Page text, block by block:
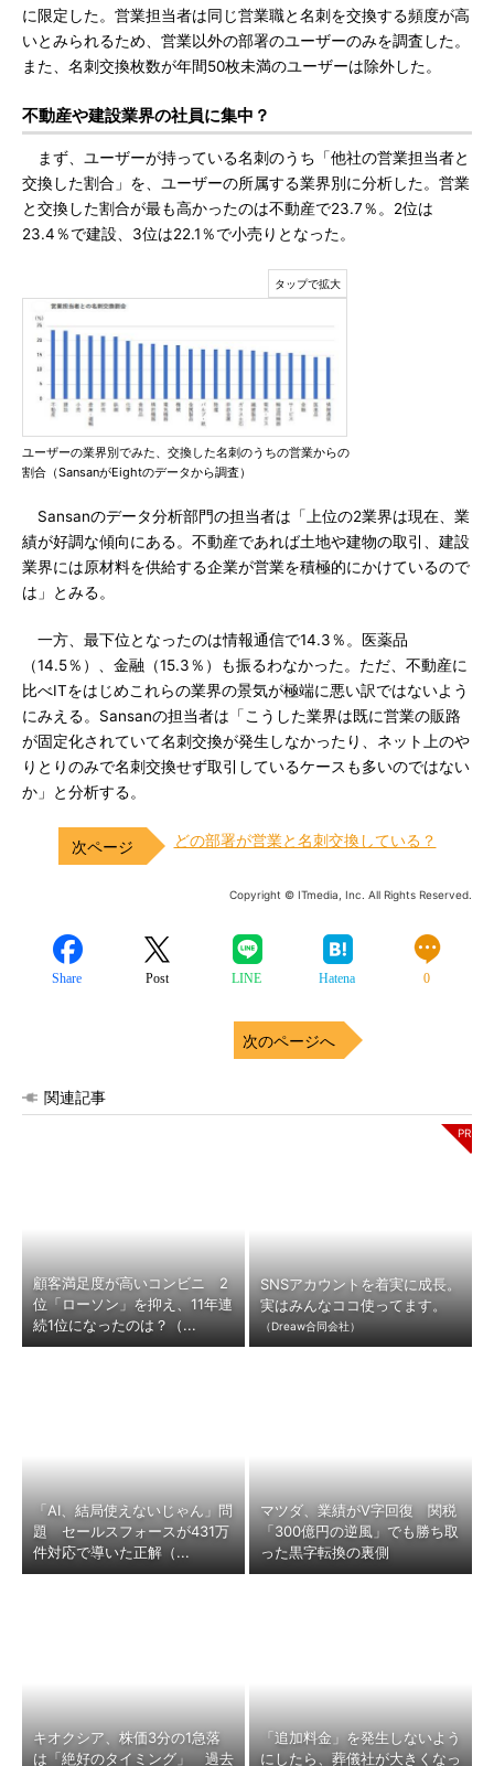
に限定した。営業担当者は同じ営業職と名刺を交換する頻度が高
いとみられるため、営業以外の部署のユーザーのみを調査した。
また、名刺交換枚数が年間50枚未満のユーザーは除外した。
不動産や建設業界の社員に集中？
まず、ユーザーが持っている名刺のうち「他社の営業担当者と
交換した割合」を、ユーザーの所属する業界別に分析した。営業
と交換した割合が最も高かったのは不動産で23.7％。2位は
23.4％で建設、3位は22.1％で小売りとなった。
ユーザーの業界別でみた、交換した名刺のうちの営業からの
割合（SansanがEightのデータから調査）
Sansanのデータ分析部門の担当者は「上位の2業界は現在、業
績が好調な傾向にある。不動産であれば土地や建物の取引、建設
業界には原材料を供給する企業が営業を積極的にかけているので
は」とみる。
一方、最下位となったのは情報通信で14.3％。医薬品
（14.5％）、金融（15.3％）も振るわなかった。ただ、不動産に
比べITをはじめこれらの業界の景気が極端に悪い訳ではないよう
にみえる。Sansanの担当者は「こうした業界は既に営業の販路
が固定化されていて名刺交換が発生しなかったり、ネット上のや
りとりのみで名刺交換せず取引しているケースも多いのではない
か」と分析する。
どの部署が営業と名刺交換している？
Copyright © ITmedia, Inc. All Rights Reserved.
Share Post LINE Hatena 0
次のページへ
関連記事
顧客満足度が高いコンビニ 2
位「ローソン」を抑え、11年連
続1位になったのは？（...
SNSアカウントを着実に成長。
実はみんなココ使ってます。
（Dreaw合同会社）
「AI、結局使えないじゃん」問
題 セールスフォースが431万
件対応で導いた正解（...
マツダ、業績がV字回復 関税
「300億円の逆風」でも勝ち取
った黒字転換の裏側
キオクシア、株価3分の1急落
は「絶好のタイミング」 過去
「追加料金」を発生しないよう
にしたら、葬儀社が大きくなっ